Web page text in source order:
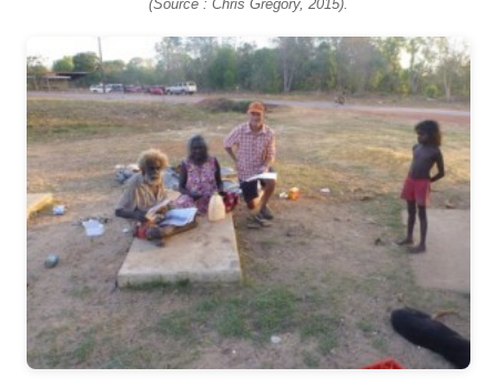
(Source : Chris Gregory, 2015).